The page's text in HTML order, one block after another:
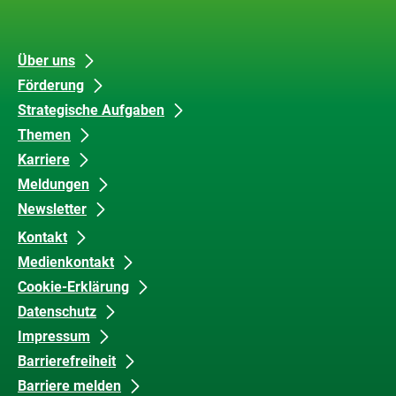
Unsere
Inhalte
Über uns
Förderung
Strategische Aufgaben
Themen
Karriere
Meldungen
Newsletter
Datenschutz
und
Barrierefreiheit
Kontakt
Medienkontakt
Cookie-Erklärung
Datenschutz
Impressum
Barrierefreiheit
Barriere melden